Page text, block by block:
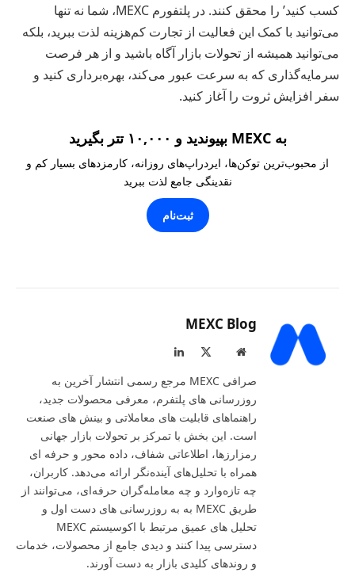
کسب کنید’ را محقق کنند. در پلتفورم MEXC، شما نه تنها
می‌توانید با کمک این فعالیت از تجارت کم‌هزینه لذت ببرید، بلکه
می‌توانید همیشه از تحولات بازار آگاه باشید و از هر فرصت
سرمایه‌گذاری که به سرعت عبور می‌کند، بهره‌برداری کنید و
سفر افزایش ثروت را آغاز کنید.
به MEXC بپیوندید و ۱۰,۰۰۰ تتر بگیرید
از محبوب‌ترین توکن‌ها، ایردراپ‌های روزانه، کارمزدهای بسیار کم و
نقدینگی جامع لذت ببرید
ثبت‌نام
MEXC Blog
Website
LinkedIn
صرافی MEXC مرجع رسمی انتشار آخرین به‌
روزرسانی‌ های پلتفرم، معرفی محصولات جدید،
راهنماهای قابلیت‌ های معاملاتی و بینش‌ های صنعت
است. این بخش با تمرکز بر تحولات بازار جهانی
رمزارزها، اطلاعاتی شفاف، داده‌ محور و حرفه‌ ای
همراه با تحلیل‌های آینده‌نگر ارائه می‌دهد. کاربران،
چه تازه‌وارد و چه معامله‌گران حرفه‌ای، می‌توانند از
طریق MEXC به به‌ روزرسانی‌ های دست‌ اول و
تحلیل‌ های عمیق مرتبط با اکوسیستم MEXC
دسترسی پیدا کنند و دیدی جامع از محصولات، خدمات
و روندهای کلیدی بازار به‌ دست آورند.